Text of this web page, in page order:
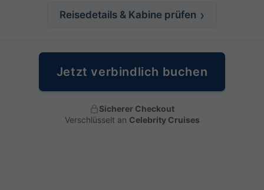
Reisedetails & Kabine prüfen
Jetzt verbindlich buchen
Sicherer Checkout
Verschlüsselt an Celebrity Cruises